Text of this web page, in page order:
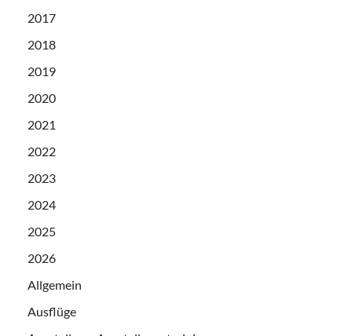
2017
2018
2019
2020
2021
2022
2023
2024
2025
2026
Allgemein
Ausflüge